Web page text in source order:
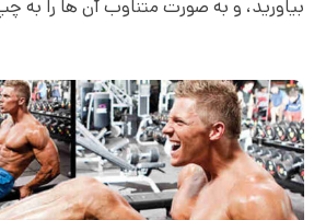
بیاورید، و به صورت متناوب آن ها را به